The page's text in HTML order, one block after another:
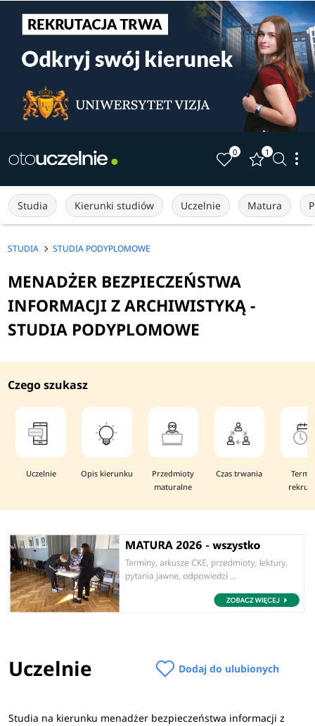
0 1
Studia Kierunki studiów Uczelnie Matura
STUDIA STUDIA PODYPLOMOWE
MENADŻER BEZPIECZEŃSTWA
INFORMACJI Z ARCHIWISTYKĄ -
STUDIA PODYPLOMOWE
Czego szukasz
Uczelnie Opis kierunku
Przedmioty
maturalne
Czas trwania
Uczelnie Dodaj do ulubionych
Studia na kierunku menadżer bezpieczeństwa informacji z